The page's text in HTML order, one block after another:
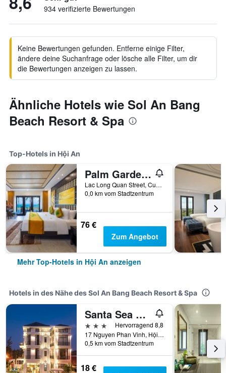
934 verifizierte Bewertungen
Keine Bewertungen gefunden. Entferne einige Filter,
ändere deine Suchanfrage oder lösche alle Filter, um dir
die Bewertungen anzeigen zu lassen.
Ähnliche Hotels wie Sol An Bang
Beach Resort & Spa
Top-Hotels in Hội An
Palm Garden Beach Resort And Spa
Lac Long Quan Street, Cua Dai Beach, Hội An, Vietnam
0,0 km vom Stadtzentrum
76 €
Zum Angebot
Mehr Top-Hotels in Hội An anzeigen
Hotels in des Nähe des Sol An Bang Beach Resort & Spa
Santa Sea Villa
3 Sterne
Hervorragend 8,8
17 Nguyen Phan Vinh, Hội An, Vietnam
0,5 km vom Stadtzentrum
18 €